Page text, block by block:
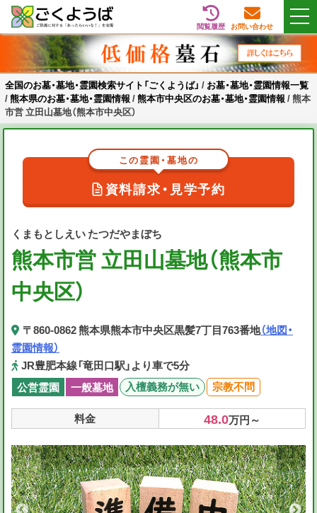
Skip
content
全国のお墓・墓地・霊園検索サイト「ごくようば」
ご供養をもっと身近に
閲覧履歴 お問い合わせ
全国のお墓・墓地・霊園検索サイト「ごくようば」 / お墓・墓地・霊園情報一覧
/熊本県のお墓・墓地・霊園情報 /熊本市中央区のお墓・墓地・霊園情報 /熊本
市営 立田山墓地（熊本市中央区）
くまもとしえい たつだやまぼち
熊本市営 立田山墓地（熊本市
中央区）
〒860-0862 熊本県熊本市中央区黒髪7丁目763番地（地図・
霊園情報）
JR豊肥本線「竜田口駅」より車で5分
この霊園・墓地の
資料請求・見学予約
公営霊園 一般墓地 入檀義務が無い 宗教不問
料金 48.0万円～